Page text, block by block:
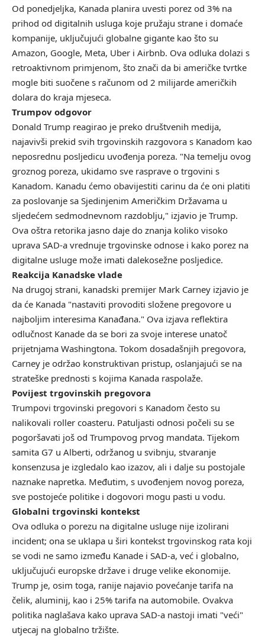
Od ponedjeljka, Kanada planira uvesti porez od 3% na
prihod od digitalnih usluga koje pružaju strane i domaće
kompanije, uključujući globalne gigante kao što su
Amazon, Google, Meta, Uber i Airbnb. Ova odluka dolazi s
retroaktivnom primjenom, što znači da bi američke tvrtke
mogle biti suočene s računom od 2 milijarde američkih
dolara do kraja mjeseca.
Trumpov odgovor
Donald Trump reagirao je preko društvenih medija,
najavivši prekid svih trgovinskih razgovora s Kanadom kao
neposrednu posljedicu uvođenja poreza. "Na temelju ovog
groznog poreza, ukidamo sve rasprave o trgovini s
Kanadom. Kanadu ćemo obavijestiti carinu da će oni platiti
za poslovanje sa Sjedinjenim Američkim Državama u
sljedećem sedmodnevnom razdoblju," izjavio je Trump.
Ova oštra retorika jasno daje do znanja koliko visoko
uprava SAD-a vrednuje trgovinske odnose i kako porez na
digitalne usluge može imati dalekosežne posljedice.
Reakcija Kanadske vlade
Na drugoj strani, kanadski premijer Mark Carney izjavio je
da će Kanada "nastaviti provoditi složene pregovore u
najboljim interesima Kanađana." Ova izjava reflektira
odlučnost Kanade da se bori za svoje interese unatoč
prijetnjama Washingtona. Tokom dosadašnjih pregovora,
Carney je održao konstruktivan pristup, oslanjajući se na
strateške prednosti s kojima Kanada raspolaže.
Povijest trgovinskih pregovora
Trumpovi trgovinski pregovori s Kanadom često su
nalikovali roller coasteru. Patuljasti odnosi počeli su se
pogoršavati još od Trumpovog prvog mandata. Tijekom
samita G7 u Alberti, održanog u svibnju, stvaranje
konsenzusa je izgledalo kao izazov, ali i dalje su postojale
naznake napretka. Međutim, s uvođenjem novog poreza,
sve postojeće politike i dogovori mogu pasti u vodu.
Globalni trgovinski kontekst
Ova odluka o porezu na digitalne usluge nije izolirani
incident; ona se uklapa u širi kontekst trgovinskog rata koji
se vodi ne samo između Kanade i SAD-a, već i globalno,
uključujući europske države i druge velike ekonomije.
Trump je, osim toga, ranije najavio povećanje tarifa na
čelik, aluminij, kao i 25% tarifa na automobile. Ovakva
politika naglašava kako uprava SAD-a nastoji imati "veći"
utjecaj na globalno tržište.